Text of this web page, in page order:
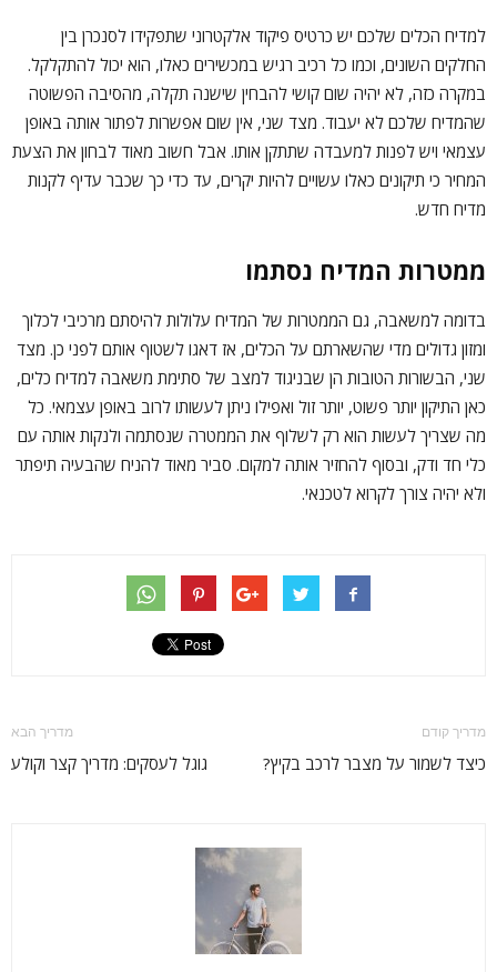
למדיח הכלים שלכם יש כרטיס פיקוד אלקטרוני שתפקידו לסנכרן בין
החלקים השונים, וכמו כל רכיב רגיש במכשירים כאלו, הוא יכול להתקלקל.
במקרה כזה, לא יהיה שום קושי להבחין שישנה תקלה, מהסיבה הפשוטה
שהמדיח שלכם לא יעבוד. מצד שני, אין שום אפשרות לפתור אותה באופן
עצמאי ויש לפנות למעבדה שתתקן אותו. אבל חשוב מאוד לבחון את הצעת
המחיר כי תיקונים כאלו עשויים להיות יקרים, עד כדי כך שכבר עדיף לקנות
מדיח חדש.
ממטרות המדיח נסתמו
בדומה למשאבה, גם הממטרות של המדיח עלולות להיסתם מרכיבי לכלוך
ומזון גדולים מדי שהשארתם על הכלים, אז דאגו לשטוף אותם לפני כן. מצד
שני, הבשורות הטובות הן שבניגוד למצב של סתימת משאבה למדיח כלים,
כאן התיקון יותר פשוט, יותר זול ואפילו ניתן לעשותו לרוב באופן עצמאי. כל
מה שצריך לעשות הוא רק לשלוף את הממטרה שנסתמה ולנקות אותה עם
כלי חד ודק, ובסוף להחזיר אותה למקום. סביר מאוד להניח שהבעיה תיפתר
ולא יהיה צורך לקרוא לטכנאי.
מדריך קודם
כיצד לשמור על מצבר לרכב בקיץ?
מדריך הבא
גוגל לעסקים: מדריך קצר וקולע